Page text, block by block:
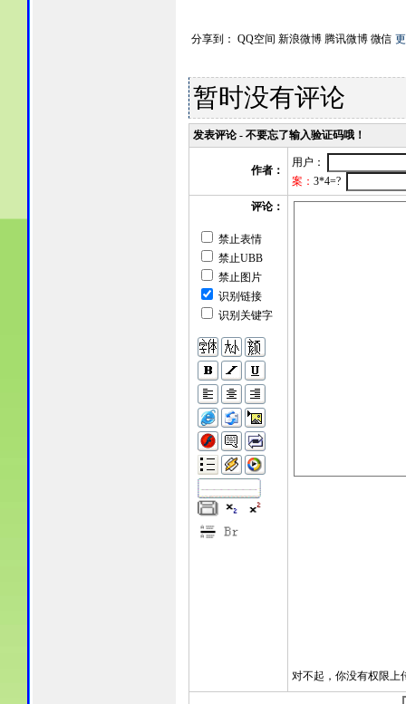
分享到： QQ空间 新浪微博 腾讯微博 微信
暂时没有评论
发表评论 - 不要忘了输入验证码哦！
作者：
用户：
案： 3*4=?
评论：
禁止表情
禁止UBB
禁止图片
识别链接
识别关键字